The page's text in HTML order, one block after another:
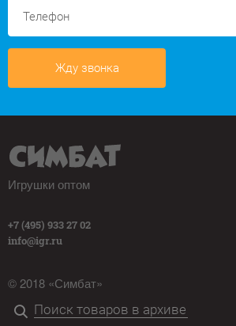
Жду звонка
Игрушки оптом
+7 (495) 933 27 02
info@igr.ru
© 2018 «Симбат»